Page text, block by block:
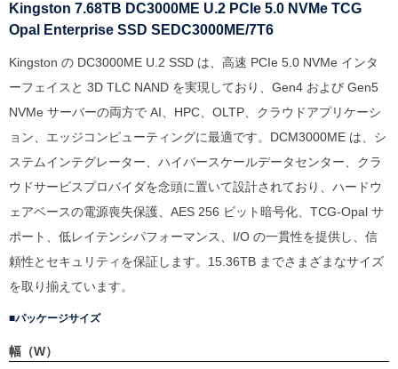
Kingston 7.68TB DC3000ME U.2 PCIe 5.0 NVMe TCG
Opal Enterprise SSD SEDC3000ME/7T6
Kingston の DC3000ME U.2 SSD は、高速 PCIe 5.0 NVMe インタ
ーフェイスと 3D TLC NAND を実現しており、Gen4 および Gen5
NVMe サーバーの両方で AI、HPC、OLTP、クラウドアプリケーシ
ョン、エッジコンピューティングに最適です。DCM3000ME は、シ
ステムインテグレーター、ハイバースケールデータセンター、クラ
ウドサービスプロバイダを念頭に置いて設計されており、ハードウ
ェアベースの電源喪失保護、AES 256 ビット暗号化、TCG-Opal サ
ポート、低レイテンシパフォーマンス、I/O の一貫性を提供し、信
頼性とセキュリティを保証します。15.36TB までさまざまなサイズ
を取り揃えています。
パッケージサイズ
幅（W）